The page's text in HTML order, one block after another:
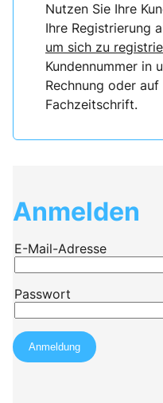
Nutzen Sie Ihre
Ihre Registrierung
um sich zu
Kundennummer in
Rechnung oder
Fachzeitschrift.
Anmelden